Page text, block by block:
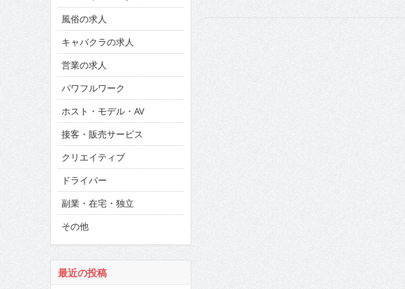
風俗の求人
キャバクラの求人
営業の求人
パワフルワーク
ホスト・モデル・AV
接客・販売サービス
クリエイティブ
ドライバー
副業・在宅・独立
その他
最近の投稿